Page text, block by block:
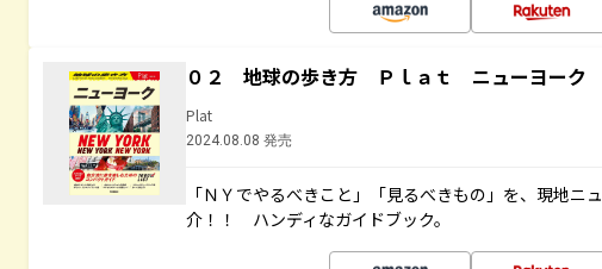
０２ 地球の歩き方 Ｐｌａｔ ニューヨーク
Plat
2024.08.08 発売
「ＮＹでやるべきこと」「見るべきもの」を、現地ニ
介！！ ハンディなガイドブック。